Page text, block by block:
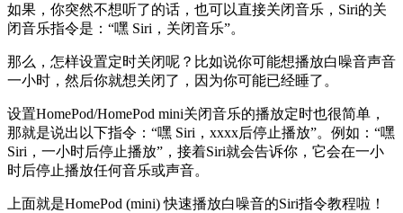
如果，你突然不想听了的话，也可以直接关闭音乐，Siri的关
闭音乐指令是：“嘿 Siri，关闭音乐”。
那么，怎样设置定时关闭呢？比如说你可能想播放白噪音声音
一小时，然后你就想关闭了，因为你可能已经睡了。
设置HomePod/HomePod mini关闭音乐的播放定时也很简单，
那就是说出以下指令：“嘿 Siri，xxxx后停止播放”。例如：“嘿
Siri，一小时后停止播放”，接着Siri就会告诉你，它会在一小
时后停止播放任何音乐或声音。
上面就是HomePod (mini) 快速播放白噪音的Siri指令教程啦！